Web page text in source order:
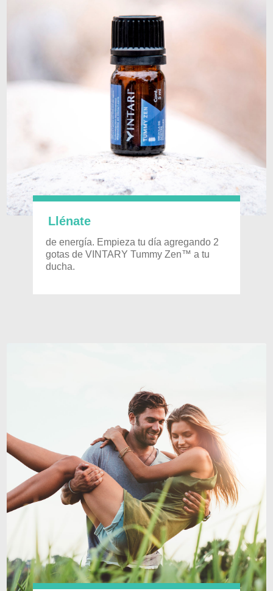
Llénate
de energía. Empieza tu día agregando 2
gotas de VINTARY Tummy Zen™ a tu
ducha.